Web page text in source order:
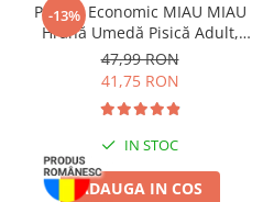
-13%
Pachet Economic MIAU MIAU
Hrană Umedă Pisică Adult,
Somon în sos, 24x100g
47,99 RON
41,75 RON
IN STOC
ADAUGA IN COS